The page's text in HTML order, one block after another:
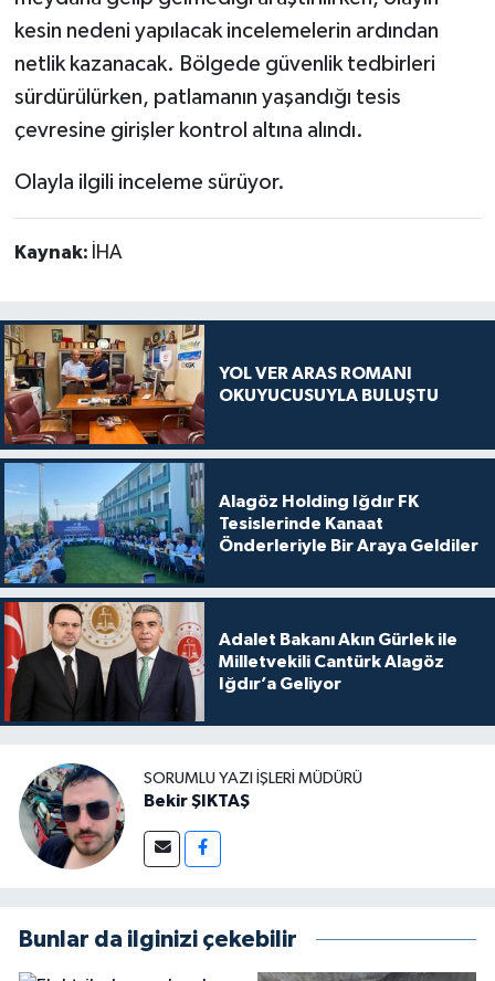
kesin nedeni yapılacak incelemelerin ardından
netlik kazanacak. Bölgede güvenlik tedbirleri
sürdürülürken, patlamanın yaşandığı tesis
çevresine girişler kontrol altına alındı.
Olayla ilgili inceleme sürüyor.
Kaynak: İHA
YOL VER ARAS ROMANI
OKUYUCUSUYLA BULUŞTU
Alagöz Holding Iğdır FK
Tesislerinde Kanaat
Önderleriyle Bir Araya Geldiler
Adalet Bakanı Akın Gürlek ile
Milletvekili Cantürk Alagöz
Iğdır’a Geliyor
SORUMLU YAZI İŞLERI MÜDÜRÜ
Bekir ŞIKTAŞ
Bunlar da ilginizi çekebilir